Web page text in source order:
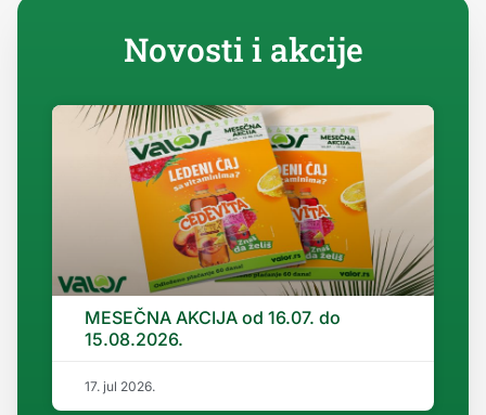
Novosti i akcije
MESEČNA AKCIJA od 16.07. do
15.08.2026.
17. jul 2026.